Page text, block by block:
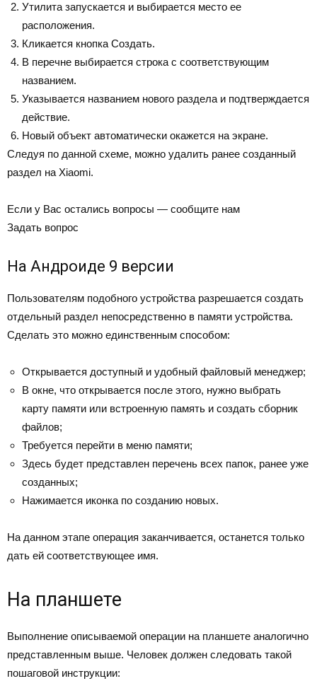
Утилита запускается и выбирается место ее
расположения.
Кликается кнопка Создать.
В перечне выбирается строка с соответствующим
названием.
Указывается названием нового раздела и подтверждается
действие.
Новый объект автоматически окажется на экране.
Следуя по данной схеме, можно удалить ранее созданный
раздел на Xiaomi.
Если у Вас остались вопросы — сообщите нам
Задать вопрос
На Андроиде 9 версии
Пользователям подобного устройства разрешается создать
отдельный раздел непосредственно в памяти устройства.
Сделать это можно единственным способом:
Открывается доступный и удобный файловый менеджер;
В окне, что открывается после этого, нужно выбрать
карту памяти или встроенную память и создать сборник
файлов;
Требуется перейти в меню памяти;
Здесь будет представлен перечень всех папок, ранее уже
созданных;
Нажимается иконка по созданию новых.
На данном этапе операция заканчивается, останется только
дать ей соответствующее имя.
На планшете
Выполнение описываемой операции на планшете аналогично
представленным выше. Человек должен следовать такой
пошаговой инструкции: